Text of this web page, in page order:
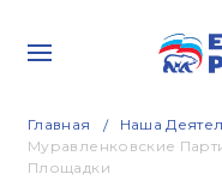
Главная Наша
Муравленковские
Площадки